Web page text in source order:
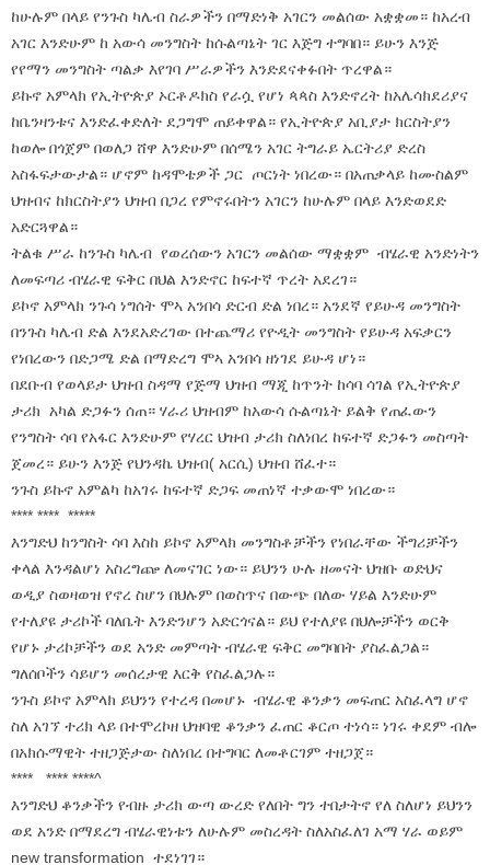
ከሁሉም በላይ የንጉስ ካሌብ ስራዎችን በማድነቅ አገርን መልሰው አቋቋመ። ከአረብ
አገር እንድሁም ከ አውሳ መንግስት ከሱልጣኔት ገር እጅግ ተግባበ። ይሁን እንጅ
የየማን መንግስት ጣልቃ እየገባ ሥራዎችን እንድደናቀፉበት ጥረዋል።
ይኩኖ አምላክ የኢትዮጵያ ኦርቶዶክስ የራሷ የሆነ ጳጳስ እንድኖረት ከአሌሳክደሪያና
ከቤንዛንቱና እንድፈቀድለት ደጋግሞ ጠይቀዋል። የኢትዮጵያ አቢያታ ክርስትያን
ከወሎ በጎጀም በወለጋ ሸዋ እንድሁም በሰሜን አገር ትግራይ ኤርትሪያ ድረስ
አስፋፍታውታል። ሆኖም ከዳሞቴዎች ጋር ጦርነት ነበረው። በአጠቃላይ ከሙስልም
ህዝብና ከክርስትያን ህዝብ በጋረ የምኖሩበትን አገርን ከሁሉም በላይ እንድወደድ
አድርጓዋል።
ትልቁ ሥራ ከንጉስ ካሌብ የወረሰውን አገርን መልሰው ማቋቋም ብሄራዊ አንድነትን
ለመፍጣሪ ብሄራዊ ፍቅር በህል እንድኖር ከፍተኛ ጥረት አደረገ።
ይኮኖ አምላክ ንጉሳ ነግሰት ሞኣ አንበሳ ድርብ ድል ነበረ። አንደኛ የይሁዳ መንግስት
በንጉስ ካሌብ ድል እንደአድረገው በተጨማሪ የዮዲት መንግስት የይሁዳ አፍቃርን
የነበረውን በድጋሜ ድል በማድረግ ሞኣ አንበሳ ዘነገደ ይሁዳ ሆነ።
በደቡብ የወላይታ ህዝብ ስዳማ የጅማ ህዝብ ማጂ ከጥንት ከሳባ ሳገል የኢትዮጵያ
ታሪክ አካል ድጋፉን ሰጠ። ሃራሪ ህዝብም ከአውሳ ሱልጣኔት ይልቅ የጠፈውን
የንግስት ሳባ የአፋር እንድሁም የሃረር ህዝብ ታሪክ ስለነበረ ከፍተኛ ድጋፉን መስጣት
ጀመረ። ይሁን እንጅ የህንዳኬ ህዝብ( አርሲ) ህዝብ ሸፈተ።
ንጉስ ይኩኖ አምልካ ከአገሩ ከፍተኛ ድጋፍ መጠነኛ ተቃውሞ ነበረው።
**** **** *****
እንግድህ ከንግስት ሳባ እስከ ይኮኖ አምላክ መንግስቶቻችን የነበራቸው ችግሪቻችን
ቀላል እንዳልሆነ አስረግጬ ለመናገር ነው። ይህንን ሁሉ ዘመናት ህዝቡ ወድህና
ወዲያ ስወዛወዝ የኖረ ስሆን በህሉም በወስጥና በውጭ በለው ሃይል እንድሁም
የተለያዩ ታሪኮች ባለቤት እንድንሆን አድርጎናል። ይህ የተለያዩ በህሎቻችን ወርቅ
የሆኑ ታሪኮቻችን ወደ አንድ መምጣት ብሄራዊ ፍቅር መግባበት ያስፈልጋል።
ግለሰቦችን ሳይሆን መሰረታዊ እርቅ የስፈልጋሉ።
ንጉስ ይኮኖ አምላክ ይህንን የተረዳ በመሆኑ ብሄራዊ ቆንቃን መፍጠር አስፈላግ ሆኖ
ስለ አገኘ ተሪክ ላይ በተሞረኮዘ ህዝባዊ ቆንቃን ፈጠር ቆርጦ ተነሳ። ነገሩ ቀደም ብሎ
በአክሱማዊት ተዘጋጅታው ስለነበረ በተግባር ለመቶርገም ተዘጋጀ።
**** **** ****^
እንግድህ ቆንቃችን የብዙ ታሪክ ውጣ ውረድ የለበት ግን ተበታትኖ የለ ስለሆነ ይህንን
ወደ አንድ በማደረግ ብሄራዊነቱን ለሁሉም መስረዳት ስለአስፈለገ አማ ሃራ ወይም
new transformation ተደነገገ።